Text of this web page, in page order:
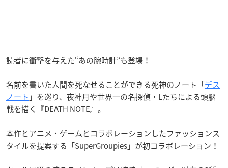
読者に衝撃を与えた“あの腕時計”も登場！
名前を書いた人間を死なせることができる死神のノート「デス
ノート 」を巡り、夜神月や世界一の名探偵・Lたちによる頭脳
戦を描く『DEATH NOTE』。
本作とアニメ・ゲームとコラボレーションしたファッションス
タイルを提案する「SuperGroupies」が初コラボレーション！